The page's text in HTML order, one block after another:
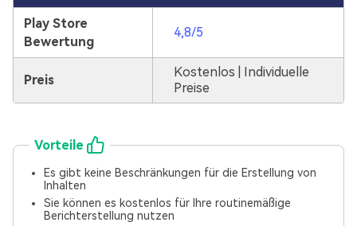
Play Store
Bewertung
4,8/5
Preis
Kostenlos | Individuelle
Preise
Vorteile
Es gibt keine Beschränkungen für die Erstellung von
Inhalten
Sie können es kostenlos für Ihre routinemäßige
Berichterstellung nutzen